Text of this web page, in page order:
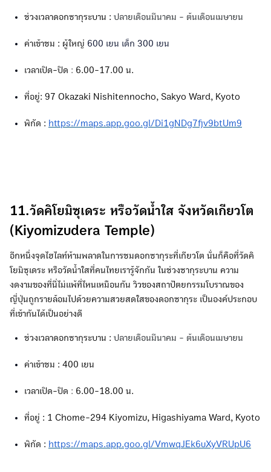
ช่วงเวลาดอกซากุระบาน : ปลายเดือนมีนาคม - ต้นเดือนเมษายน
ค่าเข้าชม : ผู้ใหญ่ 600 เยน เด็ก 300 เยน
เวลาเปิด-ปิด : 6.00-17.00 น.
ที่อยู่: 97 Okazaki Nishitennocho, Sakyo Ward, Kyoto
พิกัด : https://maps.app.goo.gl/Di1gNDg7fjv9btUm9
11.วัดคิโยมิซุเดระ หรือวัดน้ำใส จังหวัดเกียวโต
(Kiyomizudera Temple)
อีกหนึ่งจุดไฮไลท์ห้ามพลาดในการชมดอกซากุระที่เกียวโต นั่นก็คือที่วัดคิ
โยมิซุเดระ หรือวัดน้ำใสที่คนไทยเรารู้จักกัน ในช่วงซากุระบาน ความ
งดงามของที่นี่ไม่แพ้ที่ไหนเหมือนกัน วิวของสถาปัตยกรรมโบราณของ
ญี่ปุ่นถูกรายล้อมไปด้วยความสวยสดใสของดอกซากุระ เป็นองค์ประกอบ
ที่เข้ากันได้เป็นอย่างดี
ช่วงเวลาดอกซากุระบาน : ปลายเดือนมีนาคม - ต้นเดือนเมษายน
ค่าเข้าชม : 400 เยน
เวลาเปิด-ปิด : 6.00-18.00 น.
ที่อยู่ : 1 Chome-294 Kiyomizu, Higashiyama Ward, Kyoto
พิกัด : https://maps.app.goo.gl/VmwqJEk6uXyVRUpU6